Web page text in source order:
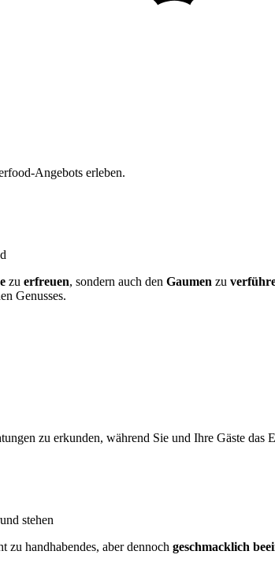
Angebots erleben.
zu erfreuen, sondern auch den Gaumen zu
Genusses.
zu erkunden, während Sie und Ihre Gäste das
stehen
handhabendes, aber dennoch geschmacklich